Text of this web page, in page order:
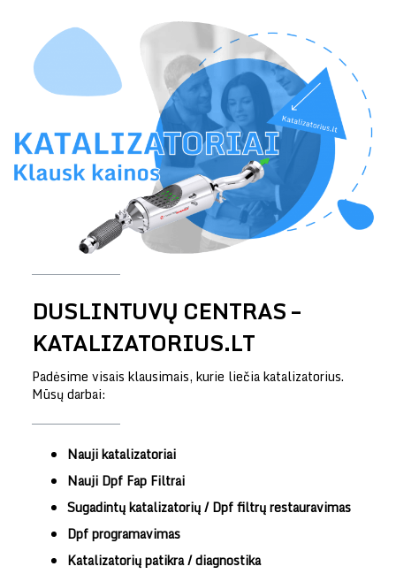
DUSLINTUVŲ CENTRAS –
KATALIZATORIUS.LT
Padėsime visais klausimais, kurie liečia katalizatorius.
Mūsų darbai:
Nauji katalizatoriai
Nauji Dpf Fap Filtrai
Sugadintų katalizatorių / Dpf filtrų restauravimas
Dpf programavimas
Katalizatorių patikra / diagnostika